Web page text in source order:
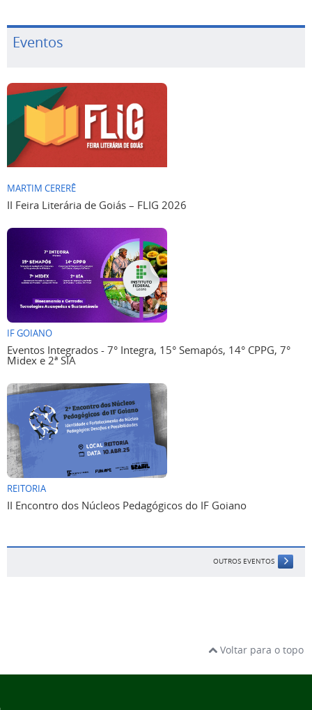
Eventos
MARTIM CERERÊ
II Feira Literária de Goiás – FLIG 2026
IF GOIANO
Eventos Integrados - 7° Integra, 15° Semapós, 14° CPPG, 7°
Midex e 2ª SIA
REITORIA
II Encontro dos Núcleos Pedagógicos do IF Goiano
OUTROS EVENTOS
Voltar para o topo